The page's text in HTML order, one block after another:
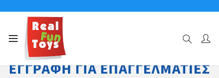
ΕΓΓΡΑΦΉ ΓΙΑ ΕΠΑΓΓΕΛΜΑΤΊΕΣ